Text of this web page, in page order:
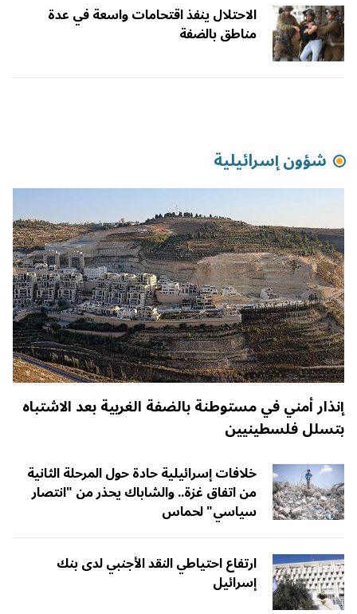
الاحتلال ينفذ اقتحامات واسعة في عدة
مناطق بالضفة
شؤون إسرائيلية
إنذار أمني في مستوطنة بالضفة الغربية بعد الاشتباه
بتسلل فلسطينيين
خلافات إسرائيلية حادة حول المرحلة الثانية
من اتفاق غزة.. والشاباك يحذر من "انتصار
سياسي" لحماس
ارتفاع احتياطي النقد الأجنبي لدى بنك
إسرائيل